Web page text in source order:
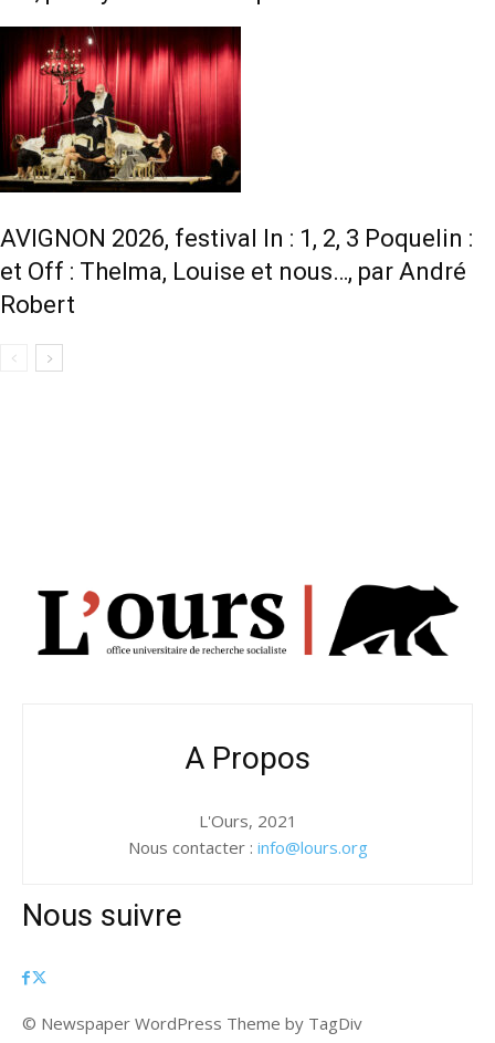
AVIGNON 2026, festival In : 1, 2, 3 Poquelin :
et Off : Thelma, Louise et nous…, par André
Robert
A Propos
L'Ours, 2021
Nous contacter : info@lours.org
Nous suivre
© Newspaper WordPress Theme by TagDiv